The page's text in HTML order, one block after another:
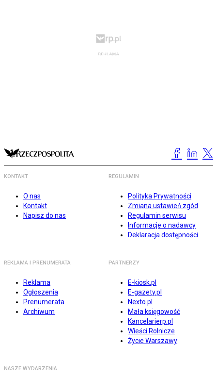
KONTAKT
O nas
Kontakt
Napisz do nas
REGULAMIN
Polityka Prywatności
Zmiana ustawień zgód
Regulamin serwisu
Informacje o nadawcy
Deklaracja dostępności
REKLAMA I PRENUMERATA
Reklama
Ogłoszenia
Prenumerata
Archiwum
PARTNERZY
E-kiosk.pl
E-gazety.pl
Nexto.pl
Mała księgowość
Kancelarierp.pl
Wieści Rolnicze
Życie Warszawy
NASZE WYDARZENIA